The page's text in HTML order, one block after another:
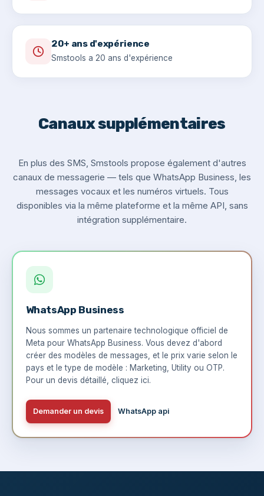
20+ ans d'expérience
Smstools a 20 ans d'expérience
Canaux supplémentaires
En plus des SMS, Smstools propose également d'autres
canaux de messagerie — tels que WhatsApp Business, les
messages vocaux et les numéros virtuels. Tous
disponibles via la même plateforme et la même API, sans
intégration supplémentaire.
WhatsApp Business
Nous sommes un partenaire technologique officiel de
Meta pour WhatsApp Business. Vous devez d'abord
créer des modèles de messages, et le prix varie selon le
pays et le type de modèle : Marketing, Utility ou OTP.
Pour un devis détaillé, cliquez ici.
Demander un devis WhatsApp api